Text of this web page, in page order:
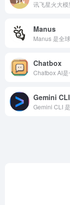
Manus
Chatbox
Gemini CLI